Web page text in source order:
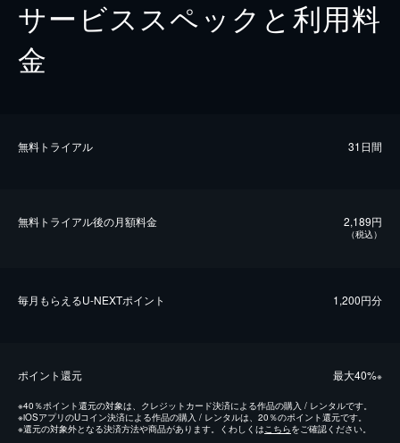
サービススペックと利用料
金
無料トライアル 31日間
無料トライアル後の⽉額料金 2,189円
（税込）
毎⽉もらえるU-NEXTポイント 1,200円分
ポイント還元 最⼤40%※
※40％ポイント還元の対象は、クレジットカード決済による作品の購入 / レンタルです。
※iOSアプリのUコイン決済による作品の購入 / レンタルは、20％のポイント還元です。
※還元の対象外となる決済方法や商品があります。くわしくはこちらをご確認ください。